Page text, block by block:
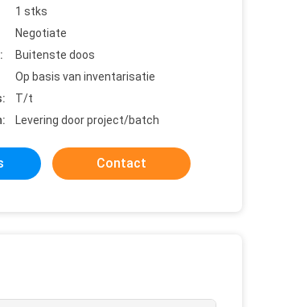
1 stks
Negotiate
Buitenste doos
Op basis van inventarisatie
T/t
Levering door project/batch
Contact